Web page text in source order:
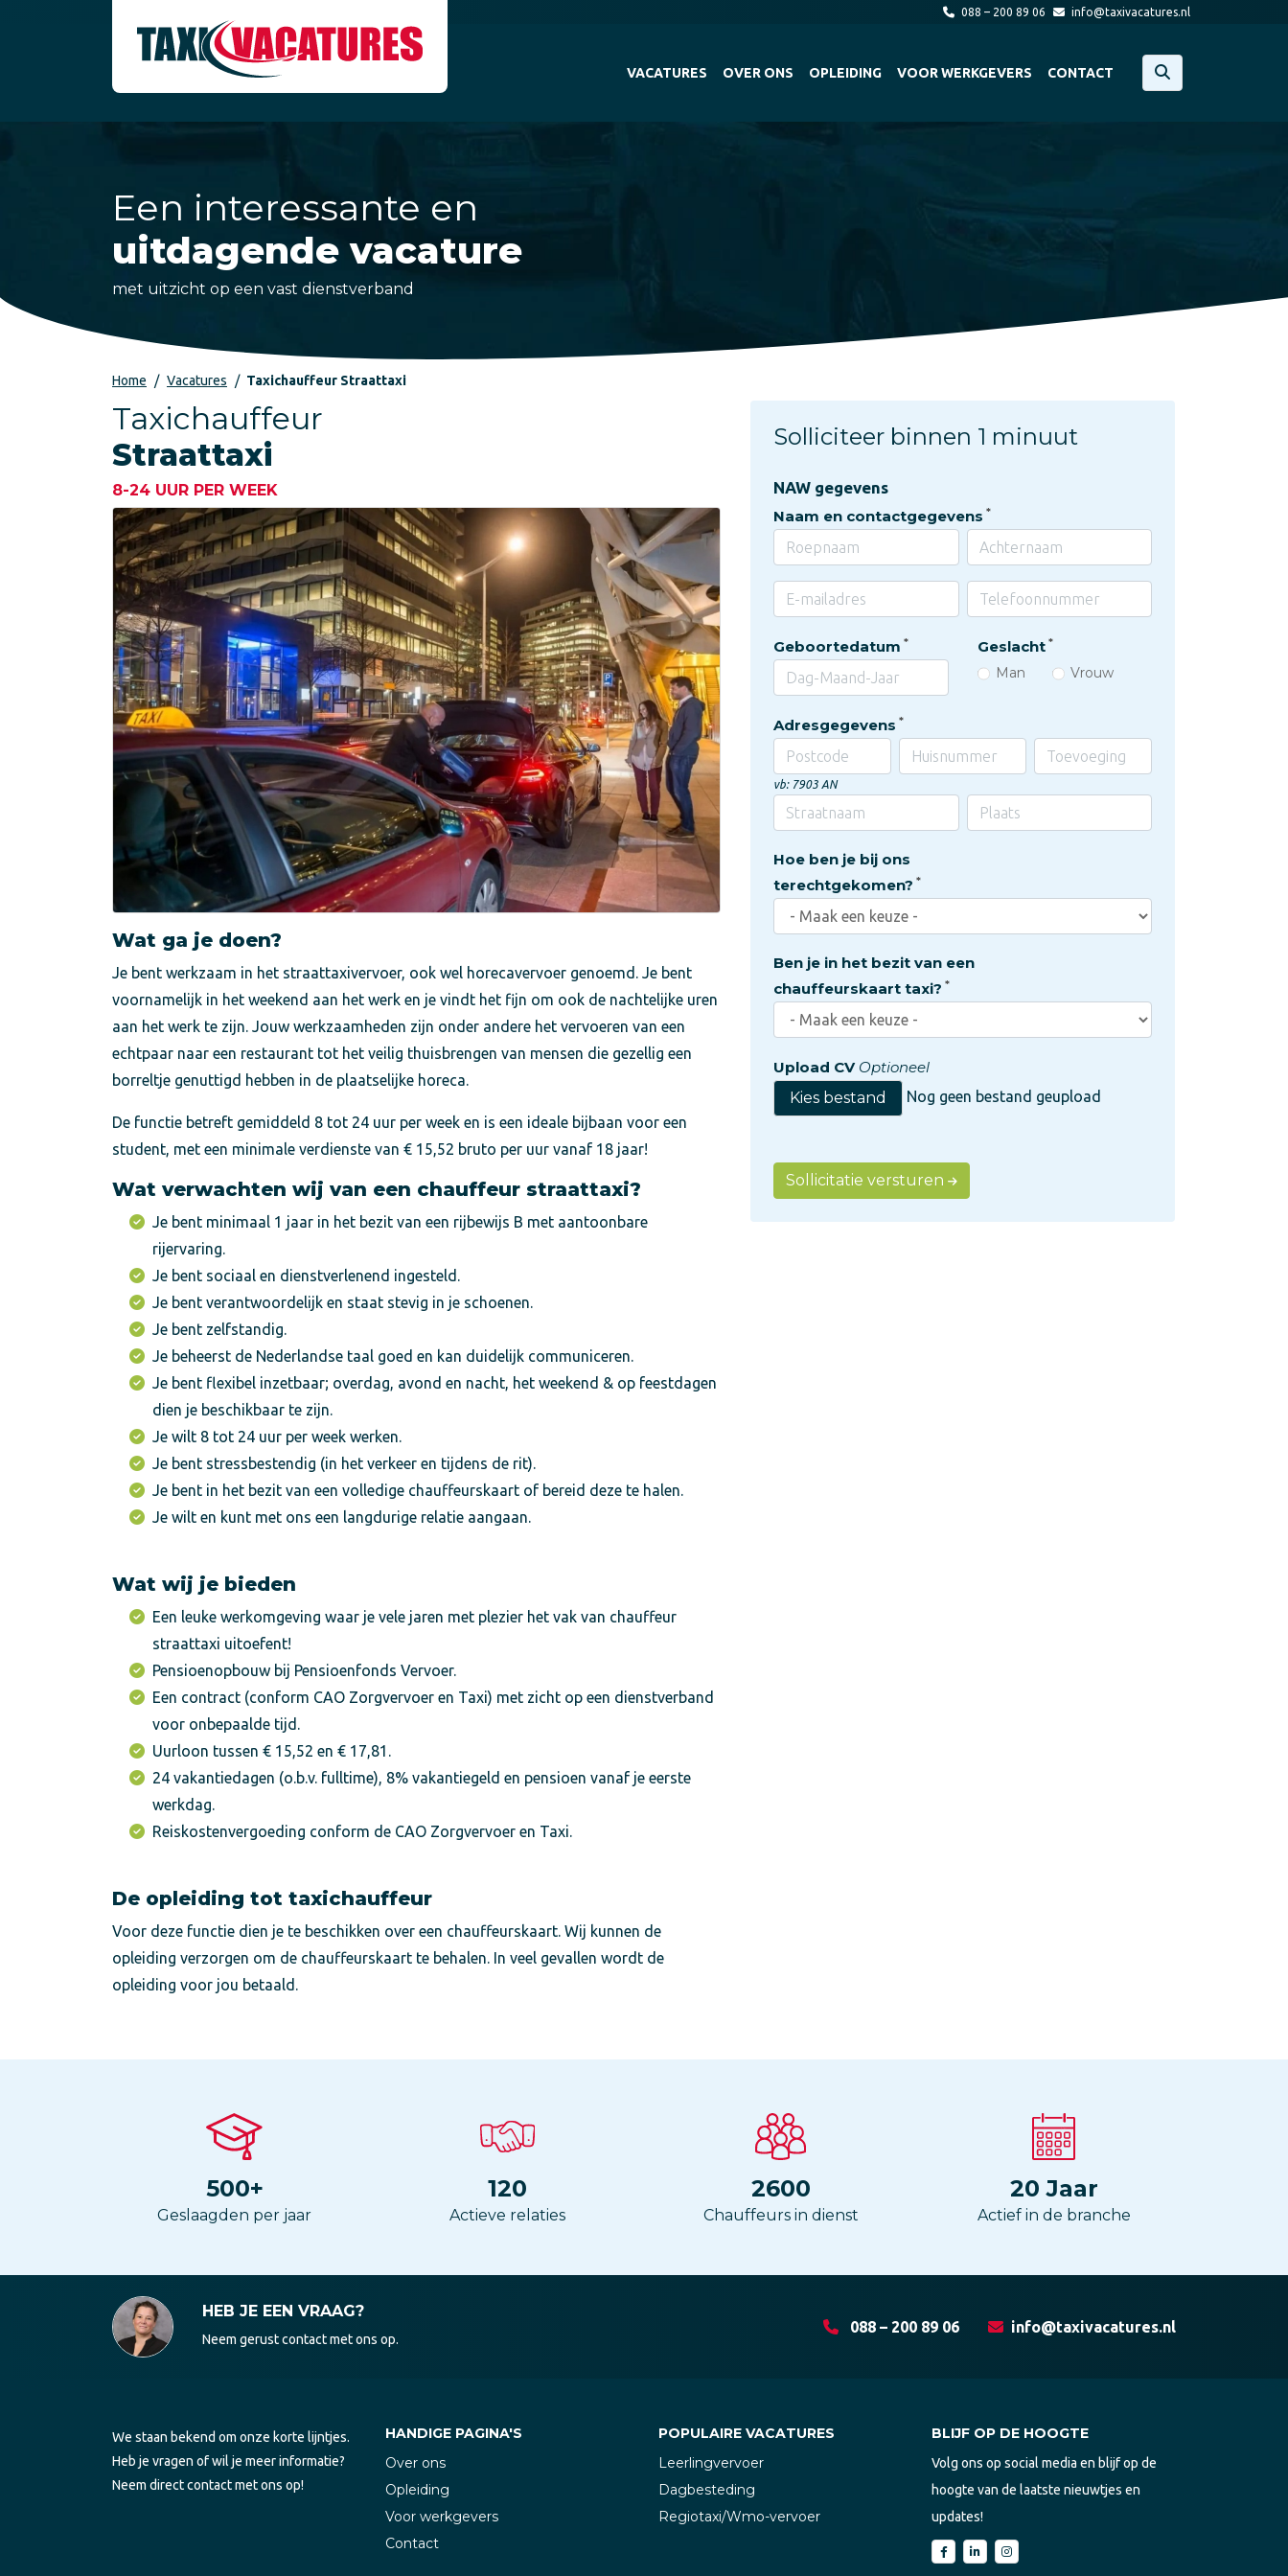
088 – 200 89 06 info@taxivacatures.nl
VACATURES OVER ONS OPLEIDING VOOR WERKGEVERS CONTACT
Een interessante en
uitdagende vacature
met uitzicht op een vast dienstverband
Home Vacatures Taxichauffeur Straattaxi
Taxichauffeur
Straattaxi
8-24 UUR PER WEEK
Wat ga je doen?
Je bent werkzaam in het straattaxivervoer, ook wel horecavervoer genoemd. Je bent
voornamelijk in het weekend aan het werk en je vindt het fijn om ook de nachtelijke uren
aan het werk te zijn. Jouw werkzaamheden zijn onder andere het vervoeren van een
echtpaar naar een restaurant tot het veilig thuisbrengen van mensen die gezellig een
borreltje genuttigd hebben in de plaatselijke horeca.
De functie betreft gemiddeld 8 tot 24 uur per week en is een ideale bijbaan voor een
student, met een minimale verdienste van € 15,52 bruto per uur vanaf 18 jaar!
Wat verwachten wij van een chauffeur straattaxi?
Je bent minimaal 1 jaar in het bezit van een rijbewijs B met aantoonbare
rijervaring.
Je bent sociaal en dienstverlenend ingesteld.
Je bent verantwoordelijk en staat stevig in je schoenen.
Je bent zelfstandig.
Je beheerst de Nederlandse taal goed en kan duidelijk communiceren.
Je bent flexibel inzetbaar; overdag, avond en nacht, het weekend & op feestdagen
dien je beschikbaar te zijn.
Je wilt 8 tot 24 uur per week werken.
Je bent stressbestendig (in het verkeer en tijdens de rit).
Je bent in het bezit van een volledige chauffeurskaart of bereid deze te halen.
Je wilt en kunt met ons een langdurige relatie aangaan.
Wat wij je bieden
Een leuke werkomgeving waar je vele jaren met plezier het vak van chauffeur
straattaxi uitoefent!
Pensioenopbouw bij Pensioenfonds Vervoer.
Een contract (conform CAO Zorgvervoer en Taxi) met zicht op een dienstverband
voor onbepaalde tijd.
Uurloon tussen € 15,52 en € 17,81.
24 vakantiedagen (o.b.v. fulltime), 8% vakantiegeld en pensioen vanaf je eerste
werkdag.
Reiskostenvergoeding conform de CAO Zorgvervoer en Taxi.
De opleiding tot taxichauffeur
Voor deze functie dien je te beschikken over een chauffeurskaart. Wij kunnen de
opleiding verzorgen om de chauffeurskaart te behalen. In veel gevallen wordt de
opleiding voor jou betaald.
Solliciteer binnen 1 minuut
NAW gegevens
Naam en contactgegevens
Geboortedatum Geslacht
Man Vrouw
Adresgegevens
vb: 7903 AN
Hoe ben je bij ons
terechtgekomen?
Ben je in het bezit van een
chauffeurskaart taxi?
Upload CV Optioneel
Kies bestand
Nog geen bestand geupload
Sollicitatie versturen
500+
Geslaagden per jaar
120
Actieve relaties
2600
Chauffeurs in dienst
20 Jaar
Actief in de branche
HEB JE EEN VRAAG?
Neem gerust contact met ons op.
088 – 200 89 06 info@taxivacatures.nl
We staan bekend om onze korte lijntjes.
Heb je vragen of wil je meer informatie?
Neem direct contact met ons op!
HANDIGE PAGINA'S
Over ons
Opleiding
Voor werkgevers
Contact
POPULAIRE VACATURES
Leerlingvervoer
Dagbesteding
Regiotaxi/Wmo-vervoer
BLIJF OP DE HOOGTE
Volg ons op social media en blijf op de
hoogte van de laatste nieuwtjes en
updates!